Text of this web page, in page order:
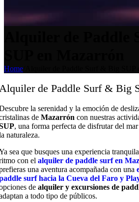
Home
de Paddle Surf & Big
la serenidad y la emoción de
de Mazarrón con nuestras
, una forma perfecta de disfrutar del
naturaleza.
sea que busques una experiencia
con el alquiler de paddle surf en
una aventura acompañada con una
surf hacia la Cueva del Faro y
de alquiler y excursiones de
a todo tipo de públicos.